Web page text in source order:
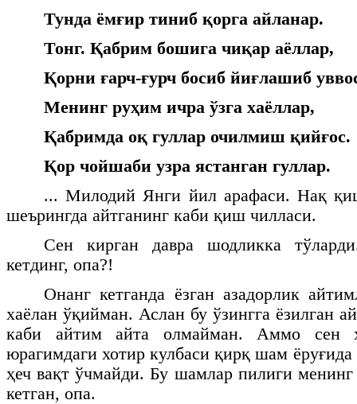
Тунда ёмғир тиниб қорга айланар.
Тонг. Қабрим бошига чиқар аёллар,
Қорни ғарч-ғурч босиб йиғлашиб
Менинг руҳим ичра ўзга хаёллар,
Қабримда оқ гуллар очилмиш қийғос.
Қор чойшаби узра ястанган гуллар.
... Милодий Янги йил арафаси. Нақ
шеърингда айтганинг каби қиш чилласи.
Сен кирган давра шодликка
кетдинг, опа?!
Онанг кетганда ёзган азадорлик
хаёлан ўқийман. Аслан бу ўзингга ёзилган
каби айтим айта олмайман. Аммо сен
юрагимдаги хотир кулбаси қирқ шам
ҳеч вақт ўчмайди. Бу шамлар пилиги
кетган, опа.